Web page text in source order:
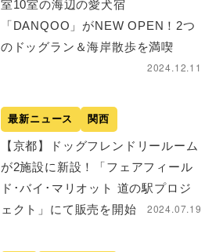
室10室の海辺の愛犬宿
「DANQOO」がNEW OPEN！2つ
のドッグラン＆海岸散歩を満喫
2024.12.11
最新ニュース 関西
【京都】ドッグフレンドリールーム
が2施設に新設！「フェアフィール
ド･バイ･マリオット 道の駅プロジ
ェクト」にて販売を開始
2024.07.19